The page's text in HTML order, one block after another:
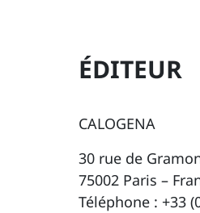
ÉDITEUR
CALOGENA
30 rue de
75002 Paris –
Téléphone : +33